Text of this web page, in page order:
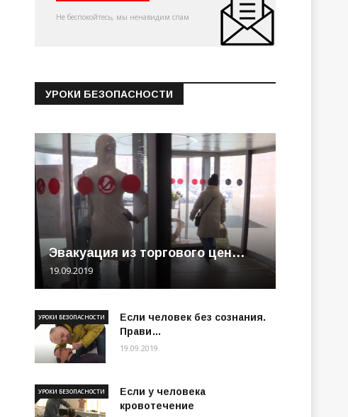
Не беспокойтесь, мы ненавидим спам
УРОКИ БЕЗОПАСНОСТИ
Эвакуация из торгового цен…
19.09.2019
Если человек без сознания.
Прави…
УРОКИ БЕЗОПАСНОСТИ
19.09.2019
Если у человека
кровотечение
УРОКИ БЕЗОПАСНОСТИ